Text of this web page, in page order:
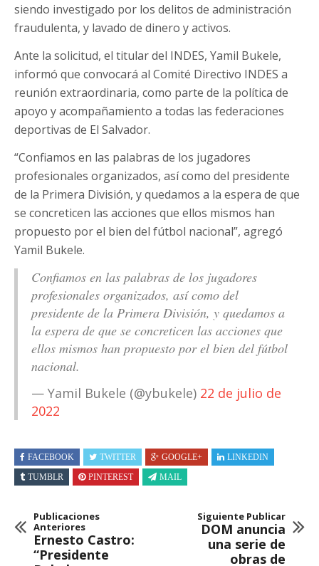
siendo investigado por los delitos de administración
fraudulenta, y lavado de dinero y activos.
Ante la solicitud, el titular del INDES, Yamil Bukele,
informó que convocará al Comité Directivo INDES a
reunión extraordinaria, como parte de la política de
apoyo y acompañamiento a todas las federaciones
deportivas de El Salvador.
“Confiamos en las palabras de los jugadores
profesionales organizados, así como del presidente
de la Primera División, y quedamos a la espera de que
se concreticen las acciones que ellos mismos han
propuesto por el bien del fútbol nacional”, agregó
Yamil Bukele.
Confiamos en las palabras de los jugadores
profesionales organizados, así como del
presidente de la Primera División, y quedamos a
la espera de que se concreticen las acciones que
ellos mismos han propuesto por el bien del fútbol
nacional.
— Yamil Bukele (@ybukele) 22 de julio de
2022
FACEBOOK TWITTER GOOGLE+
LINKEDIN
TUMBLR
PINTEREST MAIL
Publicaciones
Anteriores
Ernesto Castro:
“Presidente
Siguiente Publicar
DOM anuncia
una serie de
obras de